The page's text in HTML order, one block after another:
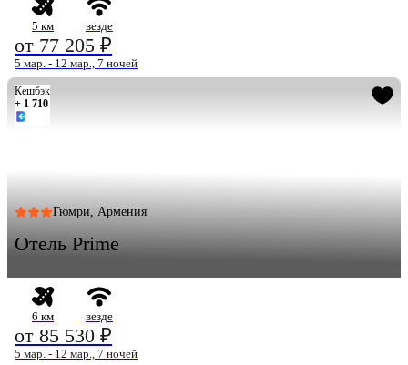
5 км везде
от 77 205 ₽
5 мар. - 12 мар., 7 ночей
Кешбэк
+ 1 710
Гюмри, Армения
Отель Prime
6 км везде
от 85 530 ₽
5 мар. - 12 мар., 7 ночей